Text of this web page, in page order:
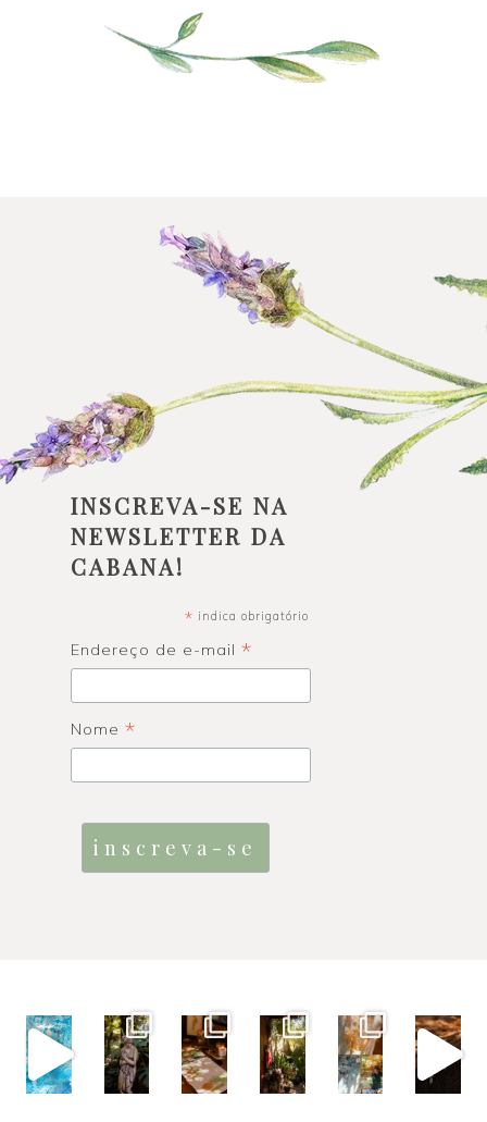
INSCREVA-SE NA
NEWSLETTER DA
CABANA!
* indica obrigatório
Endereço de e-mail *
Nome *